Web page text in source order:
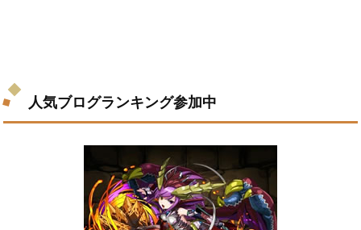
人気ブログランキング参加中